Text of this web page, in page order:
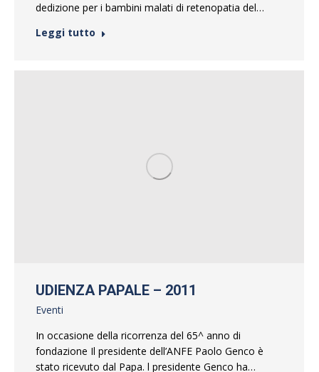
dedizione per i bambini malati di retenopatia del…
Leggi tutto
UDIENZA PAPALE – 2011
Eventi
In occasione della ricorrenza del 65^ anno di
fondazione Il presidente dell’ANFE Paolo Genco è
stato ricevuto dal Papa. l presidente Genco ha…